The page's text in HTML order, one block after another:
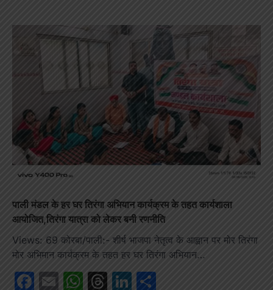
पाली मंडल के हर घर तिरंगा अभियान कार्यक्रम के तहत कार्यशाला
आयोजित,तिरंगा यात्रा को लेकर बनी रणनीति
Views: 69 कोरबा/पाली:- शीर्ष भाजपा नेतृत्व के आह्वान पर मोर तिरंगा
मोर अभिमान कार्यक्रम के तहत हर घर तिरंगा अभियान…
Facebook
EmailWhatsApp
Threads
LinkedIn